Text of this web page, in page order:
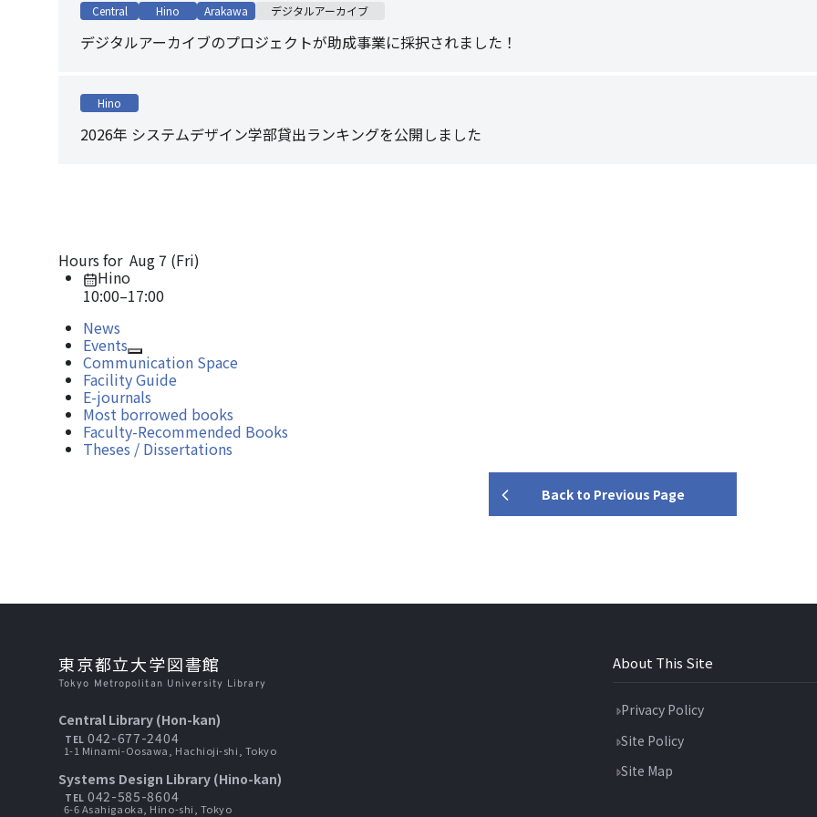
Central Hino Arakawa デジタルアーカイブ
デジタルアーカイブのプロジェクトが助成事業に採択されました！
Hino
2026年 システムデザイン学部貸出ランキングを公開しました
Hours for Aug 7 (Fri)
Hino
10:00–17:00
News
Events
Open/Close
Communication Space
Facility Guide
E-journals
Most borrowed books
Faculty-Recommended Books
Theses / Dissertations
Back to Previous Page
東京都立大学図書館
Tokyo Metropolitan University Library
Central Library (Hon-kan)
TEL 042-677-2404
1-1 Minami-Oosawa, Hachioji-shi, Tokyo
Systems Design Library (Hino-kan)
TEL 042-585-8604
6-6 Asahigaoka, Hino-shi, Tokyo
About This Site
Privacy Policy
Site Policy
Site Map